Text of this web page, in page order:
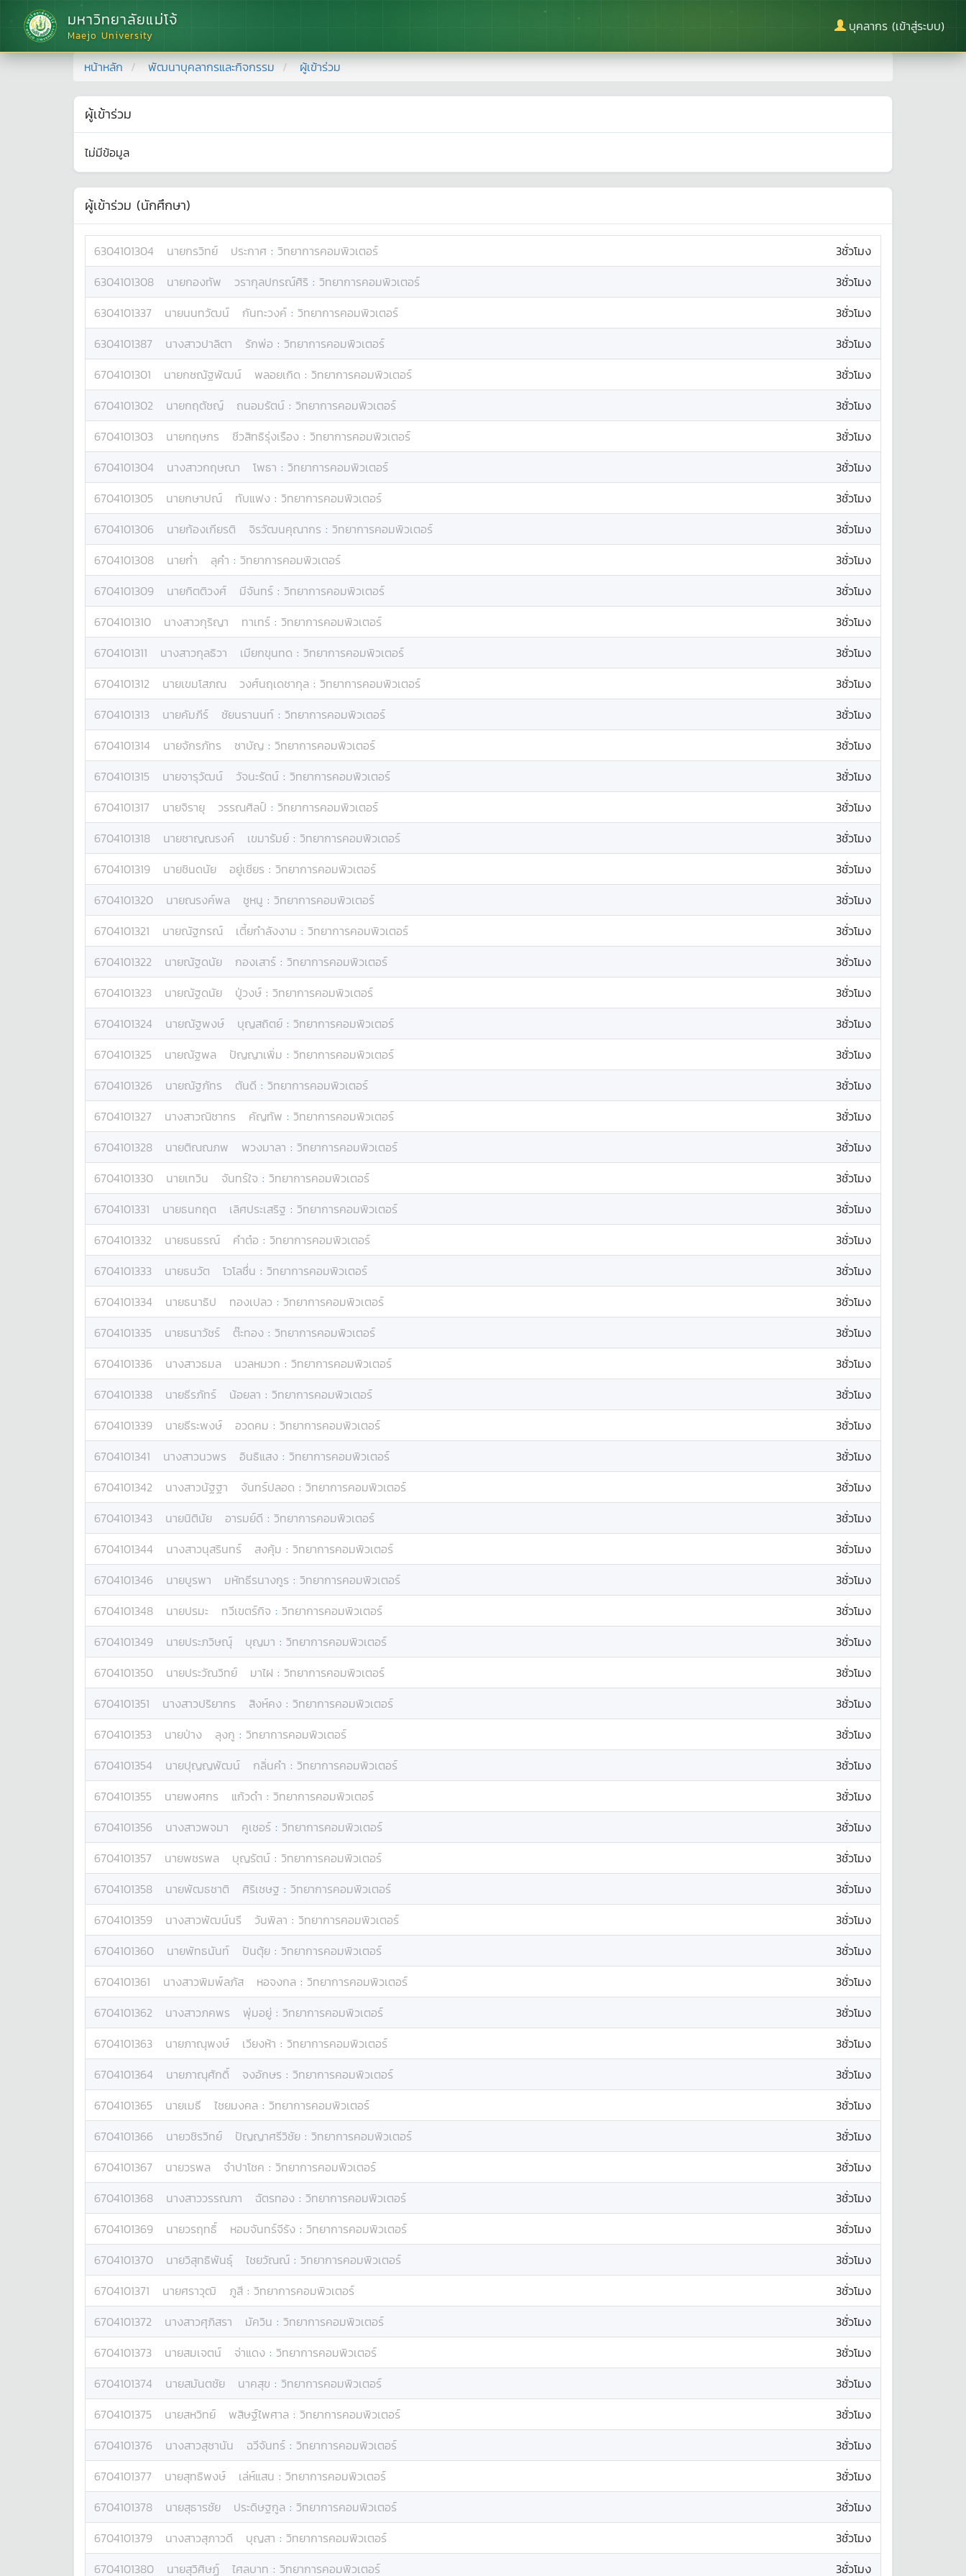
มหาวิทยาลัยแม่โจ้
Maejo University
บุคลากร (เข้าสู่ระบบ)
หน้าหลัก พัฒนาบุคลากรและกิจกรรม ผู้เข้าร่วม
ผู้เข้าร่วม
ไม่มีข้อมูล
ผู้เข้าร่วม (นักศึกษา)
6304101304 นายกรวิทย์ ประกาศ : วิทยาการคอมพิวเตอร์
3ชั่วโมง
6304101308
นายกองทัพ วรากุลปกรณ์ศิริ : วิทยาการคอมพิวเตอร์
3ชั่วโมง
6304101337
นายนนทวัฒน์ กันทะวงค์ : วิทยาการคอมพิวเตอร์
3ชั่วโมง
6304101387
นางสาวปาลิตา รักพ่อ : วิทยาการคอมพิวเตอร์
3ชั่วโมง
6704101301
นายกชณัฐพัฒน์ พลอยเกิด : วิทยาการคอมพิวเตอร์
3ชั่วโมง
6704101302
นายกฤตัชญ์ ถนอมรัตน์ : วิทยาการคอมพิวเตอร์
3ชั่วโมง
6704101303
นายกฤษกร ชีวสิทธิรุ่งเรือง : วิทยาการคอมพิวเตอร์
3ชั่วโมง
6704101304
นางสาวกฤษณา โพธา : วิทยาการคอมพิวเตอร์
3ชั่วโมง
6704101305
นายกษาปณ์ ทับแฟง : วิทยาการคอมพิวเตอร์
3ชั่วโมง
6704101306
นายก้องเกียรติ จิรวัฒนคุณากร : วิทยาการคอมพิวเตอร์
3ชั่วโมง
6704101308
นายก่ำ ลุคำ : วิทยาการคอมพิวเตอร์
3ชั่วโมง
6704101309
นายกิตติวงศ์ มีจันทร์ : วิทยาการคอมพิวเตอร์
3ชั่วโมง
6704101310
นางสาวกุริญา ทาเทร์ : วิทยาการคอมพิวเตอร์
3ชั่วโมง
6704101311
นางสาวกุลธิวา เมียกขุนทด : วิทยาการคอมพิวเตอร์
3ชั่วโมง
6704101312
นายเขมโสภณ วงศ์นฤเดชากุล : วิทยาการคอมพิวเตอร์
3ชั่วโมง
6704101313
นายคัมภีร์ ชัยนรานนท์ : วิทยาการคอมพิวเตอร์
3ชั่วโมง
6704101314
นายจักรภัทร ชาบัญ : วิทยาการคอมพิวเตอร์
3ชั่วโมง
6704101315
นายจารุวัฒน์ วัจนะรัตน์ : วิทยาการคอมพิวเตอร์
3ชั่วโมง
6704101317
นายจิรายุ วรรณศิลป์ : วิทยาการคอมพิวเตอร์
3ชั่วโมง
6704101318
นายชาญณรงค์ เขมารัมย์ : วิทยาการคอมพิวเตอร์
3ชั่วโมง
6704101319
นายชินดนัย อยู่เชียร : วิทยาการคอมพิวเตอร์
3ชั่วโมง
6704101320
นายณรงค์พล ชูหนู : วิทยาการคอมพิวเตอร์
3ชั่วโมง
6704101321
นายณัฐกรณ์ เตี้ยกำลังงาม : วิทยาการคอมพิวเตอร์
3ชั่วโมง
6704101322
นายณัฐดนัย กองเสาร์ : วิทยาการคอมพิวเตอร์
3ชั่วโมง
6704101323
นายณัฐดนัย ปู่วงษ์ : วิทยาการคอมพิวเตอร์
3ชั่วโมง
6704101324
นายณัฐพงษ์ บุญสถิตย์ : วิทยาการคอมพิวเตอร์
3ชั่วโมง
6704101325
นายณัฐพล ปัญญาเพิ่ม : วิทยาการคอมพิวเตอร์
3ชั่วโมง
6704101326
นายณัฐภัทร ตันดี : วิทยาการคอมพิวเตอร์
3ชั่วโมง
6704101327
นางสาวณิชากร คัญทัพ : วิทยาการคอมพิวเตอร์
3ชั่วโมง
6704101328
นายติณณภพ พวงมาลา : วิทยาการคอมพิวเตอร์
3ชั่วโมง
6704101330
นายเทวิน จันทร์ใจ : วิทยาการคอมพิวเตอร์
3ชั่วโมง
6704101331
นายธนกฤต เลิศประเสริฐ : วิทยาการคอมพิวเตอร์
3ชั่วโมง
6704101332
นายธนธรณ์ คำต๋อ : วิทยาการคอมพิวเตอร์
3ชั่วโมง
6704101333
นายธนวัต โวโลชึ่น : วิทยาการคอมพิวเตอร์
3ชั่วโมง
6704101334
นายธนาธิป ทองเปลว : วิทยาการคอมพิวเตอร์
3ชั่วโมง
6704101335
นายธนาวัชร์ ต๊ะทอง : วิทยาการคอมพิวเตอร์
3ชั่วโมง
6704101336
นางสาวธมล นวลหมวก : วิทยาการคอมพิวเตอร์
3ชั่วโมง
6704101338
นายธีรภัทร์ น้อยลา : วิทยาการคอมพิวเตอร์
3ชั่วโมง
6704101339
นายธีระพงษ์ อวดคม : วิทยาการคอมพิวเตอร์
3ชั่วโมง
6704101341
นางสาวนวพร อินธิแสง : วิทยาการคอมพิวเตอร์
3ชั่วโมง
6704101342
นางสาวนัฐฐา จันทร์ปลอด : วิทยาการคอมพิวเตอร์
3ชั่วโมง
6704101343
นายนิตินัย อารมย์ดี : วิทยาการคอมพิวเตอร์
3ชั่วโมง
6704101344
นางสาวนุสรินทร์ สงคุ้ม : วิทยาการคอมพิวเตอร์
3ชั่วโมง
6704101346
นายบูรพา มหัทธีรนางกูร : วิทยาการคอมพิวเตอร์
3ชั่วโมง
6704101348
นายปรมะ ทวีเขตร์กิจ : วิทยาการคอมพิวเตอร์
3ชั่วโมง
6704101349
นายประภวิษณุ์ บุญมา : วิทยาการคอมพิวเตอร์
3ชั่วโมง
6704101350
นายประวัณวิทย์ มาไฝ : วิทยาการคอมพิวเตอร์
3ชั่วโมง
6704101351
นางสาวปริยากร สิงห์คง : วิทยาการคอมพิวเตอร์
3ชั่วโมง
6704101353
นายป่าง ลุงกู : วิทยาการคอมพิวเตอร์
3ชั่วโมง
6704101354
นายปุญญพัฒน์ กลิ่นคำ : วิทยาการคอมพิวเตอร์
3ชั่วโมง
6704101355
นายพงศกร แก้วดำ : วิทยาการคอมพิวเตอร์
3ชั่วโมง
6704101356
นางสาวพจมา คูเชอร์ : วิทยาการคอมพิวเตอร์
3ชั่วโมง
6704101357
นายพชรพล บุญรัตน์ : วิทยาการคอมพิวเตอร์
3ชั่วโมง
6704101358
นายพัฒธชาติ ศิริเชษฐ : วิทยาการคอมพิวเตอร์
3ชั่วโมง
6704101359
นางสาวพัฒน์นรี วันพิลา : วิทยาการคอมพิวเตอร์
3ชั่วโมง
6704101360
นายพัทธนันท์ ปันตุ้ย : วิทยาการคอมพิวเตอร์
3ชั่วโมง
6704101361
นางสาวพิมพ์ลภัส หอจงกล : วิทยาการคอมพิวเตอร์
3ชั่วโมง
6704101362
นางสาวภคพร พุ่มอยู่ : วิทยาการคอมพิวเตอร์
3ชั่วโมง
6704101363
นายภาณุพงษ์ เวียงห้า : วิทยาการคอมพิวเตอร์
3ชั่วโมง
6704101364
นายภาณุศักดิ์ จงอักษร : วิทยาการคอมพิวเตอร์
3ชั่วโมง
6704101365
นายเมธี ไชยมงคล : วิทยาการคอมพิวเตอร์
3ชั่วโมง
6704101366
นายวชิรวิทย์ ปัญญาศรีวิชัย : วิทยาการคอมพิวเตอร์
3ชั่วโมง
6704101367
นายวรพล จำปาโชค : วิทยาการคอมพิวเตอร์
3ชั่วโมง
6704101368
นางสาววรรณภา ฉัตรทอง : วิทยาการคอมพิวเตอร์
3ชั่วโมง
6704101369
นายวรฤทธิ์ หอมจันทร์จีรัง : วิทยาการคอมพิวเตอร์
3ชั่วโมง
6704101370
นายวิสุทธิพันธ์ุ ไชยวัณณ์ : วิทยาการคอมพิวเตอร์
3ชั่วโมง
6704101371
นายศราวุฒิ ภูสี : วิทยาการคอมพิวเตอร์
3ชั่วโมง
6704101372
นางสาวศุภิสรา มัควิน : วิทยาการคอมพิวเตอร์
3ชั่วโมง
6704101373
นายสมเจตน์ จ่าแดง : วิทยาการคอมพิวเตอร์
3ชั่วโมง
6704101374
นายสมันตชัย นาคสุข : วิทยาการคอมพิวเตอร์
3ชั่วโมง
6704101375
นายสหวิทย์ พสิษฐ์ไพศาล : วิทยาการคอมพิวเตอร์
3ชั่วโมง
6704101376
นางสาวสุชานัน ฉวีจันทร์ : วิทยาการคอมพิวเตอร์
3ชั่วโมง
6704101377
นายสุทธิพงษ์ เล่ห์แสน : วิทยาการคอมพิวเตอร์
3ชั่วโมง
6704101378
นายสุธารชัย ประดิษฐกูล : วิทยาการคอมพิวเตอร์
3ชั่วโมง
6704101379
นางสาวสุภาวดี บุญสา : วิทยาการคอมพิวเตอร์
3ชั่วโมง
6704101380
นายสุวิศิษฏ์ ไศลบาท : วิทยาการคอมพิวเตอร์ 3ชั่วโมง